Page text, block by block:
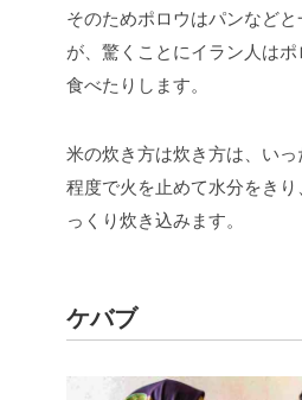
そのためポロウはパンなど
が、驚くことにイラン人は
食べたりします。
米の炊き方は炊き方は、い
程度で火を止めて水分をき
っくり炊き込みます。
ケバブ